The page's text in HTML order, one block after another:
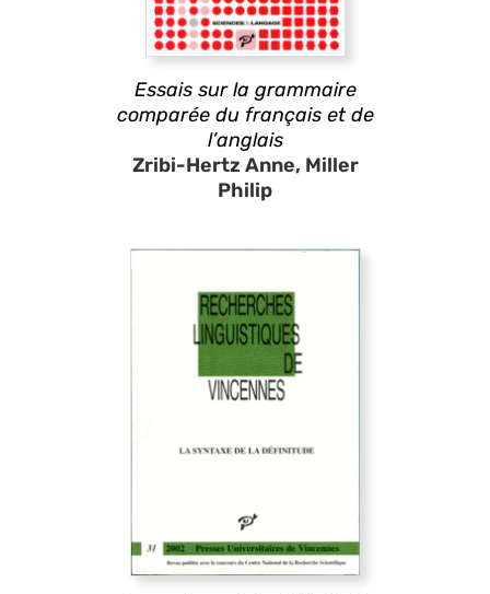
Essais sur la grammaire
comparée du français et de
l’anglais
Zribi-Hertz Anne, Miller
Philip